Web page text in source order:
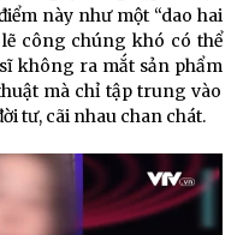
này như một “dao hai
công chúng khó có thể
không ra mắt sản phẩm
mà chỉ tập trung vào
tư, cãi nhau chan chát.